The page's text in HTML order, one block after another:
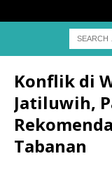
Konflik di
Jatiluwih,
Tabanan